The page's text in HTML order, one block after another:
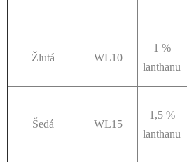
Žlutá WL10
1 %
lanthanu
Šedá WL15
1,5 %
lanthanu